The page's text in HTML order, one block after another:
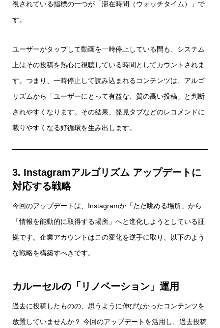
視されている指標の一つが「滞在時間（ウォッチタイム）」で
す。
ユーザーがタップして動画を一時停止している間も、システム
上はその投稿を熱心に視聴している時間としてカウントされま
す。つまり、一時停止して読み込まれるコンテンツは、アルゴ
リズムから「ユーザーにとって有益な、質の高い投稿」と判断
されやすくなります。その結果、発見タブなどのレコメンドに
載りやすくなる好循環を生み出します。
3. Instagramアルゴリズム アップデートに
対応する戦略
今回のアップデートは、Instagramが「ただ眺める場所」から
「情報を能動的に取得する場所」へと進化しようとしている証
拠です。企業アカウントはこの変化を逆手に取り、以下のよう
な戦略を構築すべきです。
カルーセルの「リノベーション」運用
過去に投稿したものの、思うように伸びなかったコンテンツを
放置していませんか？ 今回のアップデートを活用し、過去投稿